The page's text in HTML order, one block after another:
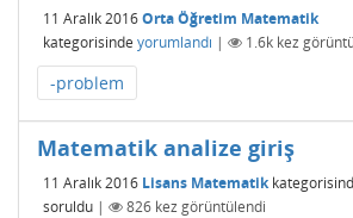
11 Aralık 2016Orta Öğretim Matematik
kategorisinde yorumlandı | 1.6k kez
-problem
Matematik analize giriş
11 Aralık 2016 Lisans Matematik
soruldu | 826 kez görüntülendi